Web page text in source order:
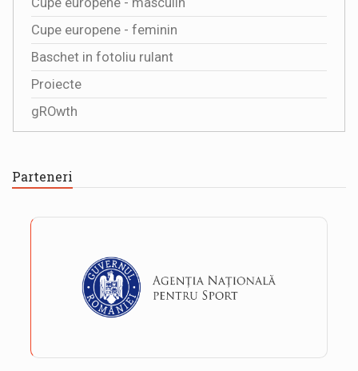
Cupe europene - feminin
Baschet in fotoliu rulant
Proiecte
gROwth
Parteneri